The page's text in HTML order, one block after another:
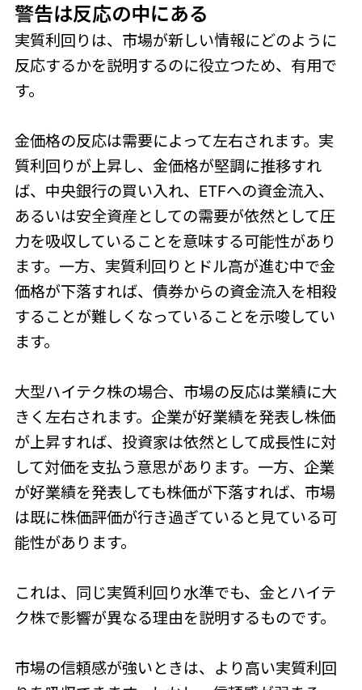
警告は反応の中にある
実質利回りは、市場が新しい情報にどのように
反応するかを説明するのに役立つため、有用で
す。
金価格の反応は需要によって左右されます。実
質利回りが上昇し、金価格が堅調に推移すれ
ば、中央銀行の買い入れ、ETFへの資金流入、
あるいは安全資産としての需要が依然として圧
力を吸収していることを意味する可能性があり
ます。一方、実質利回りとドル高が進む中で金
価格が下落すれば、債券からの資金流入を相殺
することが難しくなっていることを示唆してい
ます。
大型ハイテク株の場合、市場の反応は業績に大
きく左右されます。企業が好業績を発表し株価
が上昇すれば、投資家は依然として成長性に対
して対価を支払う意思があります。一方、企業
が好業績を発表しても株価が下落すれば、市場
は既に株価評価が行き過ぎていると見ている可
能性があります。
これは、同じ実質利回り水準でも、金とハイテ
ク株で影響が異なる理由を説明するものです。
市場の信頼感が強いときは、より高い実質利回